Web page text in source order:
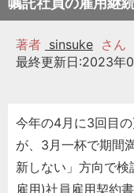
著者 sinsuke さん
最終更新日:2023年
今年の4月に3回目
が、3月一杯で期間
新しない」方向で
雇用)社員 雇用契約書